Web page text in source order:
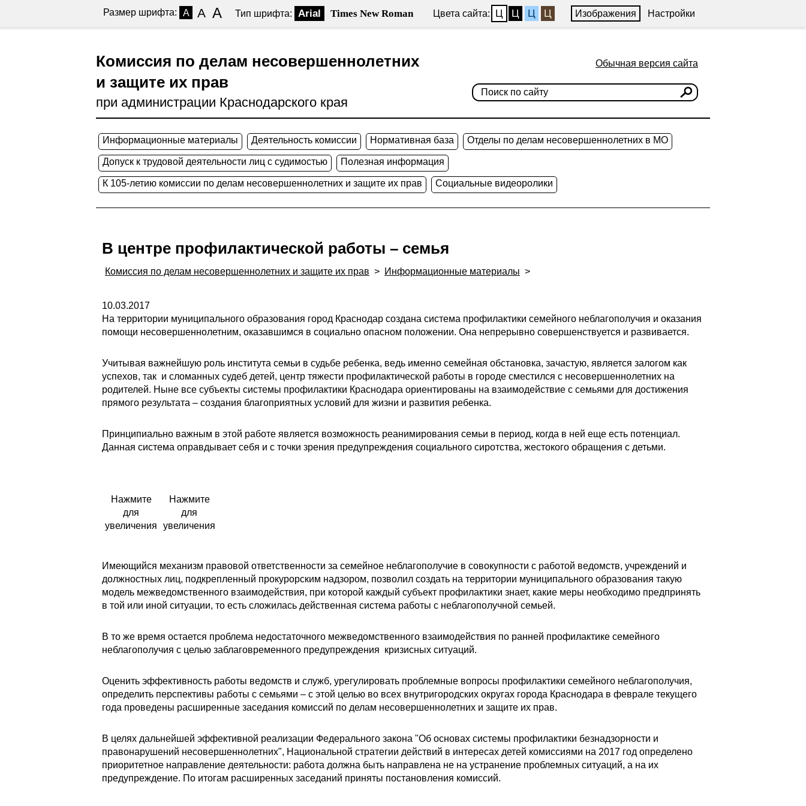
Размер шрифта: A A A Тип шрифта: Arial Times New Roman Цвета сайта: Ц Ц Ц Ц Изображения Настройки
Комиссия по делам несовершеннолетних
и защите их прав
при администрации Краснодарского края
Обычная версия сайта
Информационные материалы Деятельность комиссии Нормативная база Отделы по делам несовершеннолетних в МО
Допуск к трудовой деятельности лиц с судимостью Полезная информация
К 105-летию комиссии по делам несовершеннолетних и защите их прав Социальные видеоролики
В центре профилактической работы – семья
Комиссия по делам несовершеннолетних и защите их прав > Информационные материалы >
10.03.2017
На территории муниципального образования город Краснодар создана система профилактики семейного неблагополучия и оказания
помощи несовершеннолетним, оказавшимся в социально опасном положении. Она непрерывно совершенствуется и развивается.
Учитывая важнейшую роль института семьи в судьбе ребенка, ведь именно семейная обстановка, зачастую, является залогом как
успехов, так и сломанных судеб детей, центр тяжести профилактической работы в городе сместился с несовершеннолетних на
родителей. Ныне все субъекты системы профилактики Краснодара ориентированы на взаимодействие с семьями для достижения
прямого результата – создания благоприятных условий для жизни и развития ребенка.
Принципиально важным в этой работе является возможность реанимирования семьи в период, когда в ней еще есть потенциал.
Данная система оправдывает себя и с точки зрения предупреждения социального сиротства, жестокого обращения с детьми.
Нажмите
для
увеличения
Нажмите
для
увеличения
Имеющийся механизм правовой ответственности за семейное неблагополучие в совокупности с работой ведомств, учреждений и
должностных лиц, подкрепленный прокурорским надзором, позволил создать на территории муниципального образования такую
модель межведомственного взаимодействия, при которой каждый субъект профилактики знает, какие меры необходимо предпринять
в той или иной ситуации, то есть сложилась действенная система работы с неблагополучной семьей.
В то же время остается проблема недостаточного межведомственного взаимодействия по ранней профилактике семейного
неблагополучия с целью заблаговременного предупреждения кризисных ситуаций.
Оценить эффективность работы ведомств и служб, урегулировать проблемные вопросы профилактики семейного неблагополучия,
определить перспективы работы с семьями – с этой целью во всех внутригородских округах города Краснодара в феврале текущего
года проведены расширенные заседания комиссий по делам несовершеннолетних и защите их прав.
В целях дальнейшей эффективной реализации Федерального закона "Об основах системы профилактики безнадзорности и
правонарушений несовершеннолетних", Национальной стратегии действий в интересах детей комиссиями на 2017 год определено
приоритетное направление деятельности: работа должна быть направлена не на устранение проблемных ситуаций, а на их
предупреждение. По итогам расширенных заседаний приняты постановления комиссий.